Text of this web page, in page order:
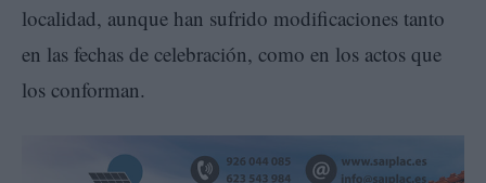
localidad, aunque han sufrido modificaciones tanto
en las fechas de celebración, como en los actos que
los conforman.